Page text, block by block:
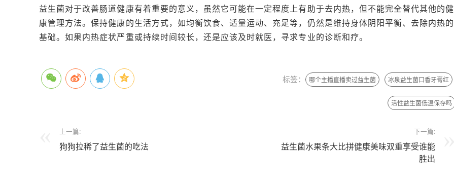
益生菌对于改善肠道健康有着重要的意义，虽然它可能在一定程度上有助于去内热，但不能完全替代其他的健
康管理方法。保持健康的生活方式，如均衡饮食、适量运动、充足等，仍然是维持身体阴阳平衡、去除内热的
基础。如果内热症状严重或持续时间较长，还是应该及时就医，寻求专业的诊断和疗。
标签： 哪个主播直播卖过益生菌 冰泉益生菌口香牙膏红
活性益生菌低温保存吗
上一篇:
狗狗拉稀了益生菌的吃法
下一篇:
益生菌水果条大比拼健康美味双重享受谁能
胜出